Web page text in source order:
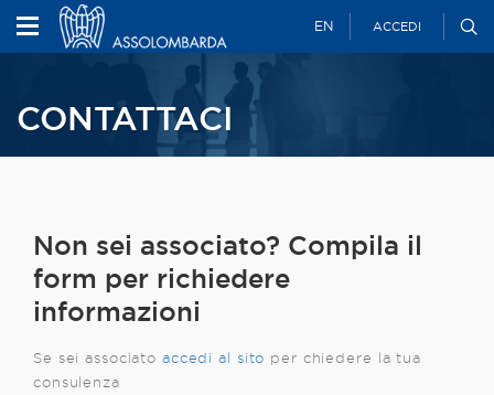
EN ACCEDI
CONTATTACI
Non sei associato? Compila il
form per richiedere
informazioni
Se sei associato accedi al sito per chiedere la tua
consulenza